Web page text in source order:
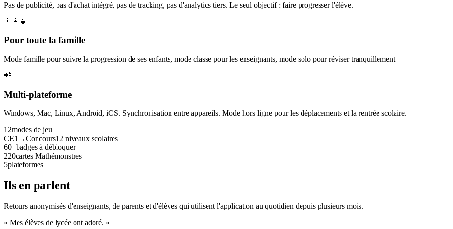
Pas de publicité, pas d'achat intégré, pas de tracking, pas d'analytics tiers. Le seul objectif : faire progresser l'élève.
👨‍👩‍👧
Pour toute la famille
Mode famille pour suivre la progression de ses enfants, mode classe pour les enseignants, mode solo pour réviser tranquillement.
📲
Multi-plateforme
Windows, Mac, Linux, Android, iOS. Synchronisation entre appareils. Mode hors ligne pour les déplacements et la rentrée scolaire.
12modes de jeu
CE1→Concours12 niveaux scolaires
60+badges à débloquer
220cartes Mathémonstres
5plateformes
Ils en parlent
Retours anonymisés d'enseignants, de parents et d'élèves qui utilisent l'application au quotidien depuis plusieurs mois.
« Mes élèves de lycée ont adoré. »